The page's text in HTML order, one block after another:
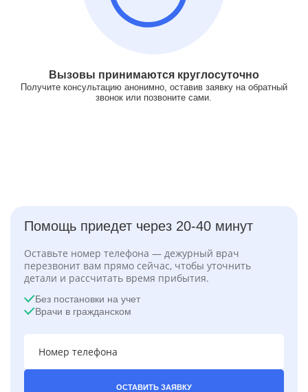
Вызовы принимаются круглосуточно
Получите консультацию анонимно, оставив заявку на обратный
звонок или позвоните сами.
Помощь приедет через 20-40 минут
Оставьте номер телефона — дежурный врач
перезвонит вам прямо сейчас, чтобы уточнить
детали и рассчитать время прибытия.
Без постановки на учет
Врачи в гражданском
ОСТАВИТЬ ЗАЯВКУ